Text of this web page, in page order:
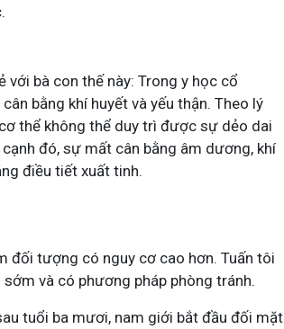
với bà con thế này: Trong y học cổ
bằng khí huyết và yếu thận. Theo lý
thể không thể duy trì được sự dẻo dai
đó, sự mất cân bằng âm dương, khí
điều tiết xuất tinh.
đối tượng có nguy cơ cao hơn. Tuấn tôi
và có phương pháp phòng tránh.
tuổi ba mươi, nam giới bắt đầu đối mặt